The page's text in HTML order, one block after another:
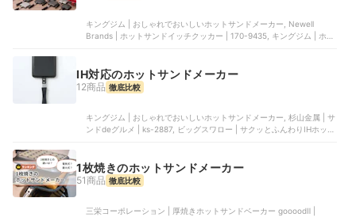
すすめです。
キングジム | おしゃれでおいしいホットサンドメーカー, Newell
Brands | ホットサンドイッチクッカー | 170-9435, キングジム | ホッ
IH対応のホットサンドメーカー
12商品 徹底比較
キングジム | おしゃれでおいしいホットサンドメーカー, 杉山金属 | サ
ンドdeグルメ | ks-2887, ビッグスワロー | サクッとふんわりIHホット
1枚焼きのホットサンドメーカー
51商品 徹底比較
三栄コーポレーション | 厚焼きホットサンドベーカー goooodⅡ |